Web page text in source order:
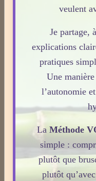
C’est une phase où
décante et prépare
Pourtant, peu de
se joue dans cette
Dernières
veulent
Je partage,
explications
pratiques
Une
l’autonomie
La Méthode
simple :
plutôt que
plutôt